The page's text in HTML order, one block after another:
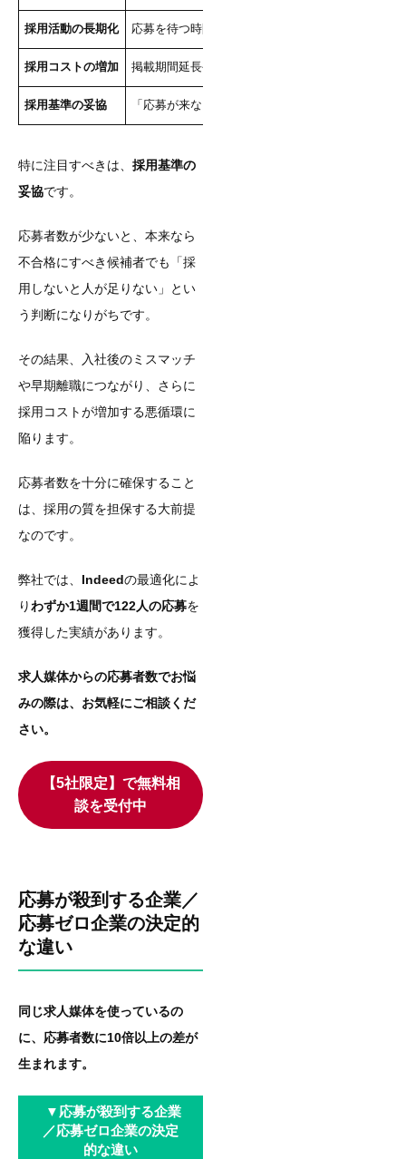
採用活動の長期化 応募を待つ時間が長く、選考を進められない
採用コストの増加 掲載期間延長や追加広告で費用がかさむ
採用基準の妥協 「応募が来ない」焦りから、基準を下げざるを得な
特に注目すべきは、 採用基準の
妥協です。
応募者数が少ないと、本来なら
不合格にすべき候補者でも「採
用しないと人が足りない」とい
う判断になりがちです。
その結果、入社後のミスマッチ
や早期離職につながり、さらに
採用コストが増加する悪循環に
陥ります。
応募者数を十分に確保すること
は、採用の質を担保する大前提
なのです。
弊社では、 Indeedの最適化によ
り わずか1週間で122人の応募を
獲得した実績があります。
求人媒体からの応募者数でお悩
みの際は、お気軽にご相談くだ
さい。
【5社限定】で無料相
談を受付中
応募が殺到する企業／
応募ゼロ企業の決定的
な違い
同じ求人媒体を使っているの
に、応募者数に10倍以上の差が
生まれます。
▼応募が殺到する企業
／応募ゼロ企業の決定
的な違い